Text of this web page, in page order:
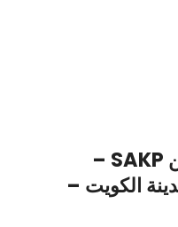
الشركة الأهلية للتأمين SAKP –
الكويت –